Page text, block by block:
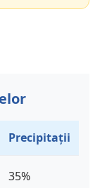
Precipitații
35%